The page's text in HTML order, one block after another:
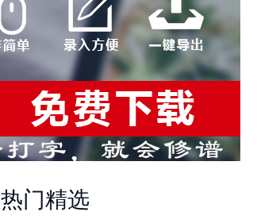
热门精选